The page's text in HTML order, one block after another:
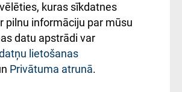
kuras sīkdatnes
pilnu informāciju par mūsu
datu apstrādi var
lietošanas
Privātuma atrunā.